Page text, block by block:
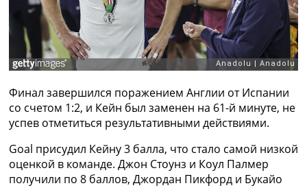
RU
UA
Categories
Новости футбола
Видео
Трансферы
Новости футбола Украины
Последние комментарии
Конкурс прогнозов
Финал завершился поражением Англии от Испании
со счетом 1:2, и Кейн был заменен на 61-й минуте, не
успев отметиться результативными действиями.
Goal присудил Кейну 3 балла, что стало самой низкой
оценкой в команде. Джон Стоунз и Коул Палмер
получили по 8 баллов, Джордан Пикфорд и Букайо